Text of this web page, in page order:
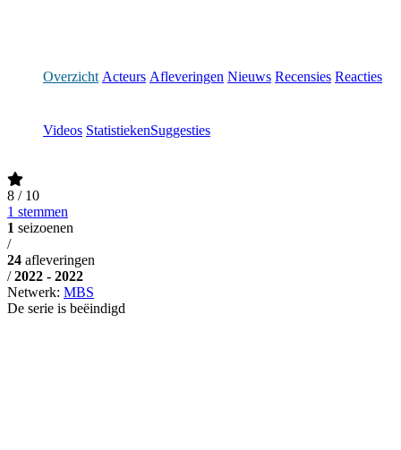
Overzicht Acteurs Afleveringen Nieuws Recensies Reacties
Videos StatistiekenSuggesties
8 / 10
1 stemmen
1 seizoenen
/
24 afleveringen
/ 2022 - 2022
Netwerk: MBS
De serie is beëindigd